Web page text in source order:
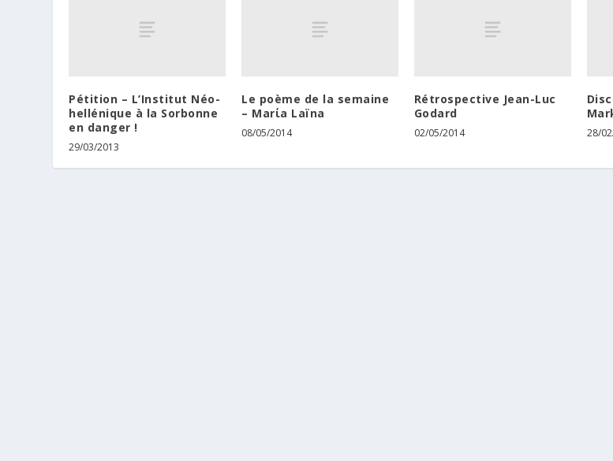
Pétition – L’Institut Néo-
hellénique à la Sorbonne
en danger !
29/03/2013
Le poème de la semaine
– Marίa Laïna
08/05/2014
Rétrospective Jean-Luc
Godard
02/05/2014 28/